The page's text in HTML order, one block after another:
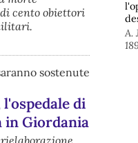
cento obiettori
sostenute
di
in Giordania
Si
A.